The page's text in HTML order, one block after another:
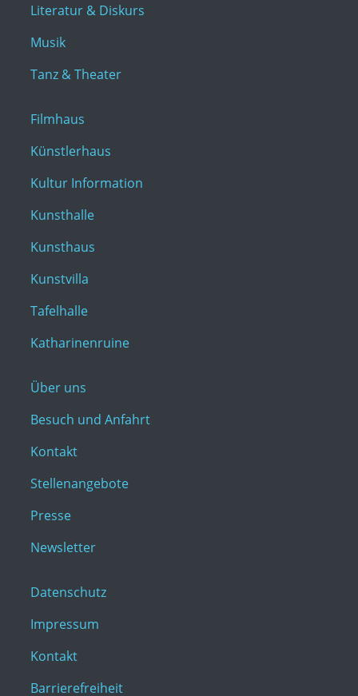
Literatur & Diskurs
Musik
Tanz & Theater
Filmhaus
Künstlerhaus
Kultur Information
Kunsthalle
Kunsthaus
Kunstvilla
Tafelhalle
Katharinenruine
Über uns
Besuch und Anfahrt
Kontakt
Stellenangebote
Presse
Newsletter
Datenschutz
Impressum
Kontakt
Barrierefreiheit